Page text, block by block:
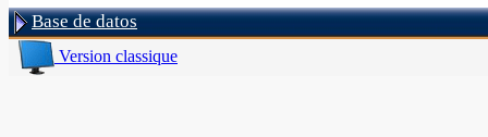
Base de datos
Version classique